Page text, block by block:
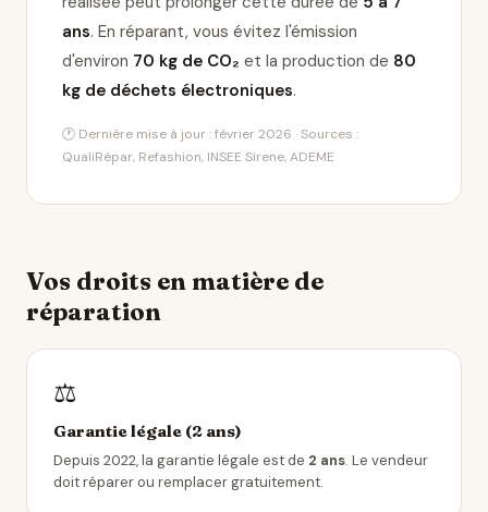
ans. En réparant, vous évitez l'émission
d'environ 70 kg de CO₂ et la production de 80
kg de déchets électroniques.
🕐 Dernière mise à jour : février 2026 · Sources :
QualiRépar, Refashion, INSEE Sirene, ADEME
Vos droits en matière de
réparation
⚖️
Garantie légale (2 ans)
Depuis 2022, la garantie légale est de 2 ans. Le vendeur
doit réparer ou remplacer gratuitement.